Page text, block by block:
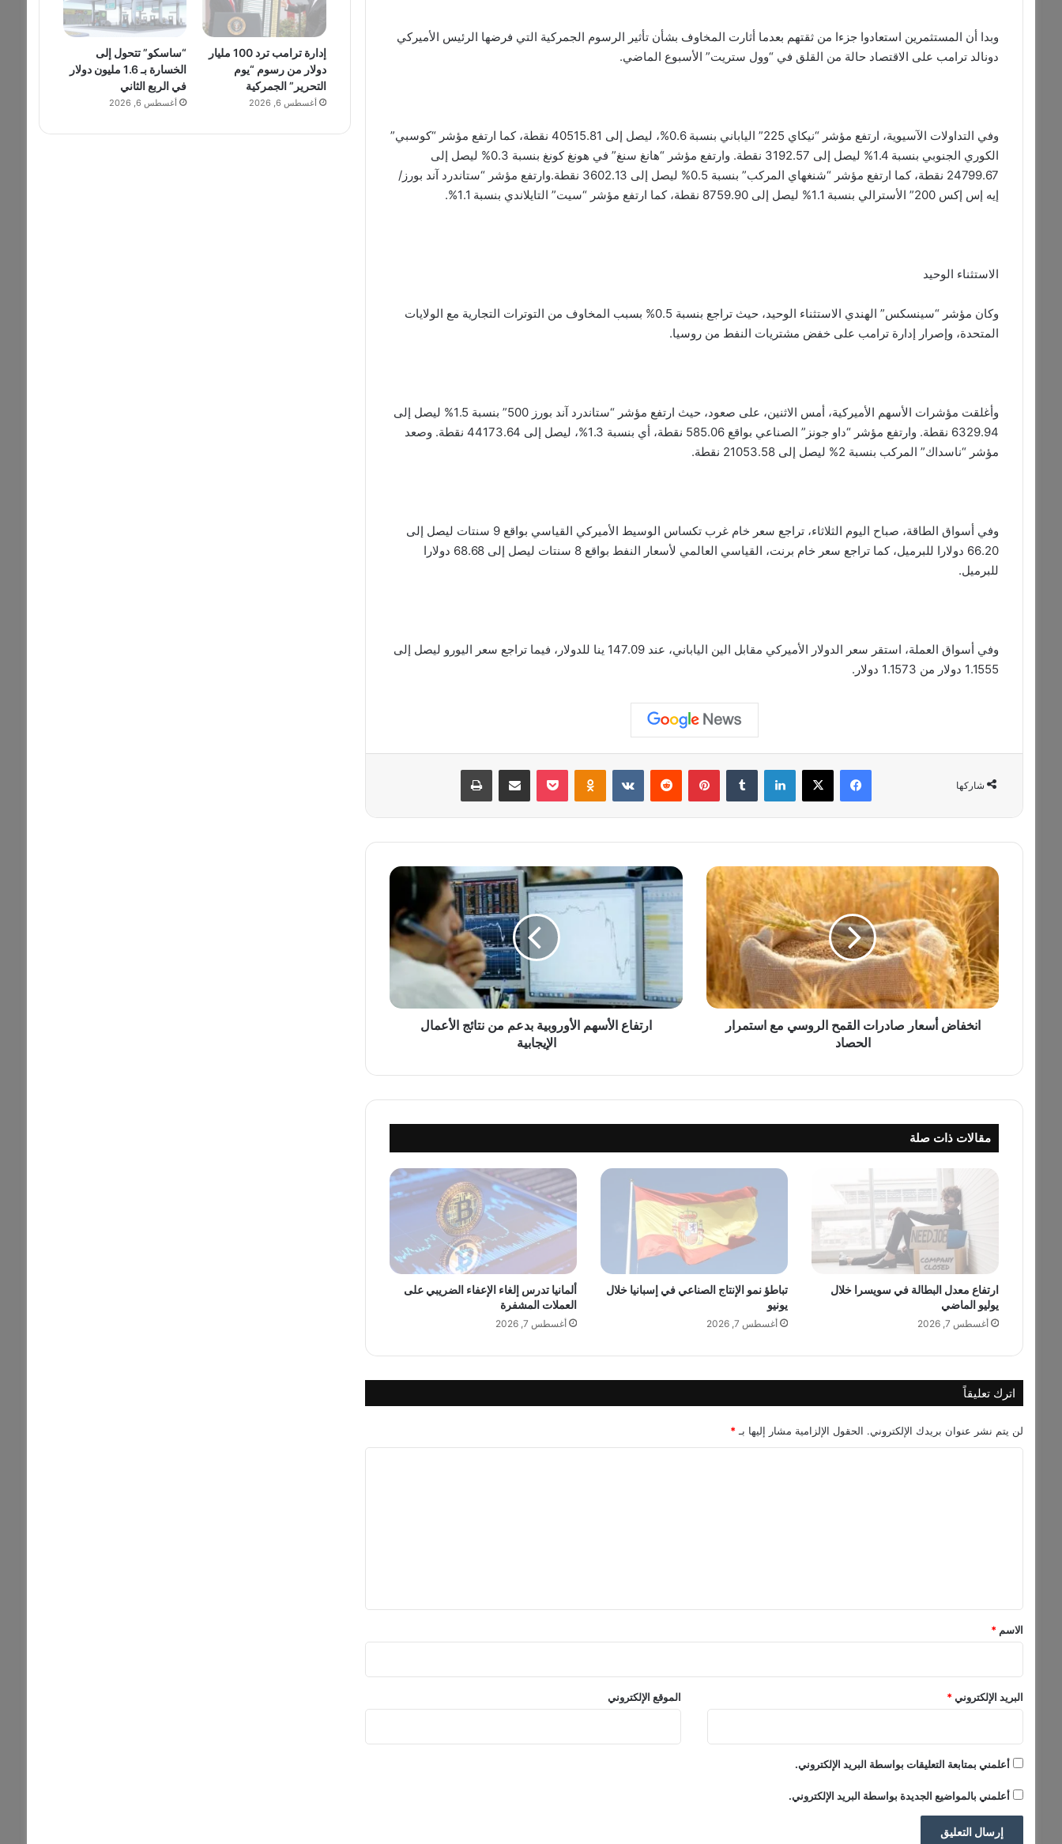
وبدا أن المستثمرين استعادوا جزءا من ثقتهم بعدما أثارت المخاوف بشأن تأثير الرسوم الجمركية التي فرضها الرئيس الأميركي
دونالد ترامب على الاقتصاد حالة من القلق في “وول ستريت” الأسبوع الماضي.
وفي التداولات الآسيوية، ارتفع مؤشر “نيكاي 225” الياباني بنسبة 0.6%، ليصل إلى 40515.81 نقطة، كما ارتفع مؤشر “كوسبي”
الكوري الجنوبي بنسبة 1.4% ليصل إلى 3192.57 نقطة. وارتفع مؤشر “هانغ سنغ” في هونغ كونغ بنسبة 0.3% ليصل إلى
24799.67 نقطة، كما ارتفع مؤشر “شنغهاي المركب” بنسبة 0.5% ليصل إلى 3602.13 نقطة.وارتفع مؤشر “ستاندرد آند بورز/
إيه إس إكس 200” الأسترالي بنسبة 1.1% ليصل إلى 8759.90 نقطة، كما ارتفع مؤشر “سيت” التايلاندي بنسبة 1.1%.
الاستثناء الوحيد
وكان مؤشر “سينسكس” الهندي الاستثناء الوحيد، حيث تراجع بنسبة 0.5% بسبب المخاوف من التوترات التجارية مع الولايات
المتحدة، وإصرار إدارة ترامب على خفض مشتريات النفط من روسيا.
وأغلقت مؤشرات الأسهم الأميركية، أمس الاثنين، على صعود، حيث ارتفع مؤشر “ستاندرد آند بورز 500” بنسبة 1.5% ليصل إلى
6329.94 نقطة. وارتفع مؤشر “داو جونز” الصناعي بواقع 585.06 نقطة، أي بنسبة 1.3%، ليصل إلى 44173.64 نقطة. وصعد
مؤشر “ناسداك” المركب بنسبة 2% ليصل إلى 21053.58 نقطة.
وفي أسواق الطاقة، صباح اليوم الثلاثاء، تراجع سعر خام غرب تكساس الوسيط الأميركي القياسي بواقع 9 سنتات ليصل إلى
66.20 دولارا للبرميل، كما تراجع سعر خام برنت، القياسي العالمي لأسعار النفط بواقع 8 سنتات ليصل إلى 68.68 دولارا
للبرميل.
وفي أسواق العملة، استقر سعر الدولار الأميركي مقابل الين الياباني، عند 147.09 ينا للدولار، فيما تراجع سعر اليورو ليصل إلى
1.1555 دولار من 1.1573 دولار.
شاركها
فيسبوك ‫X لينكدإن ‏Tumblr بينتيريست ‏Reddit
‏VKontakte
Odnoklassniki
‫Pocket مشاركة عبر البريد طباعة
ا
خ
ض
أ
س
ع
ا
ا
ت
ا
ل
ر
و
س
ي
ع
س
ت
ر
انخفاض أسعار صادرات القمح الروسي مع استمرار
الحصاد
ا
ر
ا
أ
ا
و
و
ة
ب
د
ع
م
م
ا
ا
ارتفاع الأسهم الأوروبية بدعم من نتائج الأعمال
الإيجابية
مقالات ذات صلة
ارتفاع معدل البطالة في سويسرا خلال
يوليو الماضي
أغسطس 7, 2026
تباطؤ نمو الإنتاج الصناعي في إسبانيا خلال
يونيو
أغسطس 7, 2026
ألمانيا تدرس إلغاء الإعفاء الضريبي على
العملات المشفرة
أغسطس 7, 2026
اترك تعليقاً
لن يتم نشر عنوان بريدك الإلكتروني. الحقول الإلزامية مشار إليها بـ *
*
الاسم *
البريد الإلكتروني* الموقع الإلكتروني
أعلمني بمتابعة التعليقات بواسطة البريد الإلكتروني.
أعلمني بالمواضيع الجديدة بواسطة البريد الإلكتروني.
إدارة ترامب ترد 100 مليار
دولار من رسوم “يوم
التحرير” الجمركية
أغسطس 6, 2026
“ساسكو” تتحول إلى
الخسارة بـ 1.6 مليون دولار
في الربع الثاني
أغسطس 6, 2026